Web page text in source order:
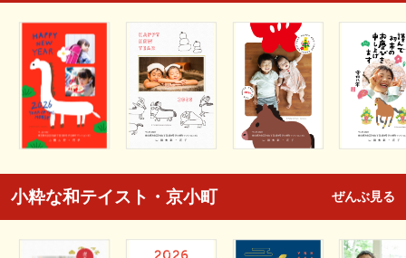
小粋な和テイスト・京小町 ぜんぶ見る